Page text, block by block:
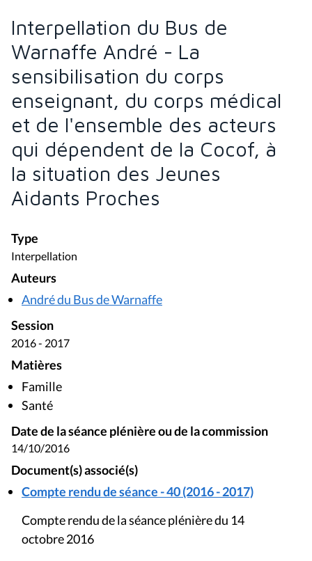
Interpellation du Bus de
Warnaffe André - La
sensibilisation du corps
enseignant, du corps médical
et de l'ensemble des acteurs
qui dépendent de la Cocof, à
la situation des Jeunes
Aidants Proches
Type
Interpellation
Auteurs
André du Bus de Warnaffe
Session
2016 - 2017
Matières
Famille
Santé
Date de la séance plénière ou de la commission
14/10/2016
Document(s) associé(s)
Compte rendu de séance - 40 (2016 - 2017)
Compte rendu de la séance plénière du 14
octobre 2016